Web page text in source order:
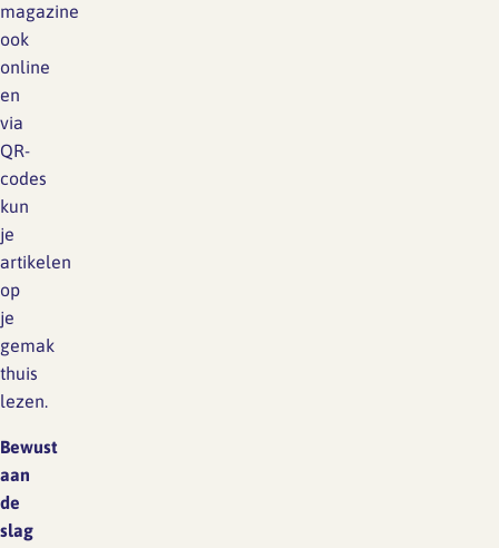
magazine
ook
online
en
via
QR-
codes
kun
je
artikelen
op
je
gemak
thuis
lezen.
Bewust
aan
de
slag